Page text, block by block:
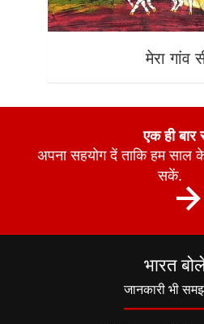
मेरा गांव
एक ही बार
अपना सहयोग दें ताकि हम साल
सकें.
भारत
जानकारी भी